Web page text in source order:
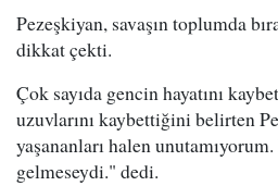
Pezeşkiyan, savaşın toplumda
dikkat çekti.
Çok sayıda gencin hayatını
uzuvlarını kaybettiğini belirten
yaşananları halen
gelmeseydi." dedi.